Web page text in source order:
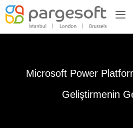
Microsoft Power
Geliştirmenin